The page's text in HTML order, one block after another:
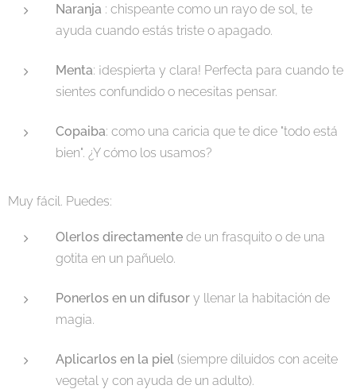
Naranja : chispeante como un rayo de sol, te
ayuda cuando estás triste o apagado.
Menta: ¡despierta y clara! Perfecta para cuando te
sientes confundido o necesitas pensar.
Copaiba: como una caricia que te dice "todo está
bien". ¿Y cómo los usamos?
Muy fácil. Puedes:
Olerlos directamente de un frasquito o de una
gotita en un pañuelo.
Ponerlos en un difusor y llenar la habitación de
magia.
Aplicarlos en la piel (siempre diluidos con aceite
vegetal y con ayuda de un adulto).